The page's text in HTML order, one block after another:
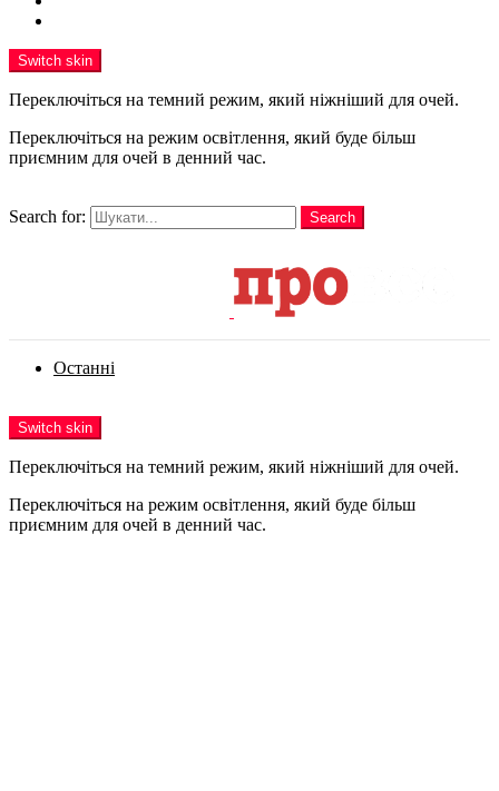
Switch skin
Переключіться на темний режим, який ніжніший для очей.
Переключіться на режим освітлення, який буде більш
приємним для очей в денний час.
Search for:
Search
Останні
Switch skin
Переключіться на темний режим, який ніжніший для очей.
Переключіться на режим освітлення, який буде більш
приємним для очей в денний час.